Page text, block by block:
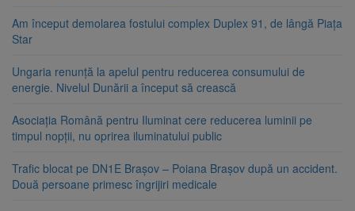
Am început demolarea fostului complex Duplex 91, de lângă Piața
Star
Ungaria renunță la apelul pentru reducerea consumului de
energie. Nivelul Dunării a început să crească
Asociația Română pentru Iluminat cere reducerea luminii pe
timpul nopții, nu oprirea iluminatului public
Trafic blocat pe DN1E Brașov – Poiana Brașov după un accident.
Două persoane primesc îngrijiri medicale